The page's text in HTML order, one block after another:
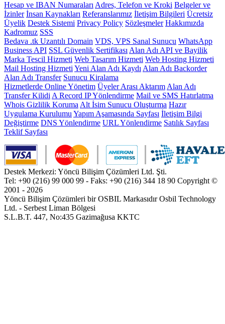
Hesap ve IBAN Numaraları Adres, Telefon ve Kroki Belgeler ve
İzinler İnsan Kaynakları Referanslarımız İletişim Bilgileri Ücretsiz
Üyelik Destek Sistemi Privacy Policy Sözleşmeler Hakkımızda
Kadromuz SSS
Bedava .tk Uzantılı Domain VDS, VPS Sanal Sunucu WhatsApp
Business API SSL Güvenlik Sertifikası Alan Adı API ve Bayilik
Marka Tescil Hizmeti Web Tasarım Hizmeti Web Hosting Hizmeti
Mail Hosting Hizmeti Yeni Alan Adı Kaydı Alan Adı Backorder
Alan Adı Transfer Sunucu Kiralama
Hizmetlerde Online Yönetim Üyeler Arası Aktarım Alan Adı
Transfer Kilidi A Record IP Yönlendirme Mail ve SMS Hatırlatma
Whois Gizlilik Koruma Alt İsim Sunucu Oluşturma Hazır
Uygulama Kurulumu Yapım Aşamasında Sayfası İletişim Bilgi
Değiştirme DNS Yönlendirme URL Yönlendirme Satılık Sayfası
Teklif Sayfası
Destek Merkezi: Yöncü Bilişim Çözümleri Ltd. Şti.
Tel: +90 (216) 99 000 99 - Faks: +90 (216) 344 18 90 Copyright ©
2001 - 2026
Yöncü Bilişim Çözümleri bir OSBIL Markasıdır Osbil Technology
Ltd. - Serbest Liman Bölgesi
S.L.B.T. 447, No:435 Gazimağusa KKTC